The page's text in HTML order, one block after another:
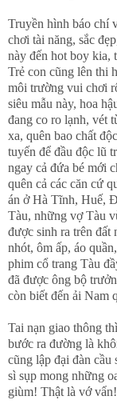
Truyền hình báo chí
chơi tài năng, sắc
này đến hot boy kia,
Trẻ con cũng lên thi
môi trường vui chơi
siêu mẫu này, hoa
đang co ro lạnh, vét
xa, quên bao chất
tuyến để đầu độc lũ
ngay cả đứa bé mới
quên cả các căn cứ
án ở Hà Tĩnh, Huế,
Tàu, những vợ Tàu
được sinh ra trên đất
nhót, ôm ấp, áo
phim cổ trang Tàu
đã được ông bộ
còn biết đến ải Nam
Tai nạn giao thông
bước ra đường là
cũng lập đại đàn cầu
sì sụp mong những
giùm! Thật là vớ vẩn!